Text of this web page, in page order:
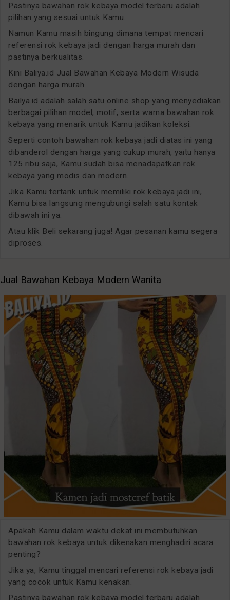
Pastinya bawahan rok kebaya model terbaru adalah
pilihan yang sesuai untuk Kamu.
Namun Kamu masih bingung dimana tempat mencari
referensi rok kebaya jadi dengan harga murah dan
pastinya berkualitas.
Kini Baliya.id Jual Bawahan Kebaya Modern Wisuda
dengan harga murah.
Bailya.id adalah salah satu online shop yang menyediakan
berbagai pilihan model, motif, serta warna bawahan rok
kebaya yang menarik untuk Kamu jadikan koleksi.
Seperti contoh bawahan rok kebaya jadi diatas ini yang
dibanderol dengan harga yang cukup murah, yaitu hanya
125 ribu saja, Kamu sudah bisa menadapatkan rok
kebaya yang modis dan modern.
Jika Kamu tertarik untuk memiliki rok kebaya jadi ini,
Kamu bisa langsung mengubungi salah satu kontak
dibawah ini ya.
Atau klik Beli sekarang juga! Agar pesanan kamu segera
diproses.
Jual Bawahan Kebaya Modern Wanita
Apakah Kamu dalam waktu dekat ini membutuhkan
bawahan rok kebaya untuk dikenakan menghadiri acara
penting?
Jika ya, Kamu tinggal mencari referensi rok kebaya jadi
yang cocok untuk Kamu kenakan.
Pastinya bawahan rok kebaya model terbaru adalah